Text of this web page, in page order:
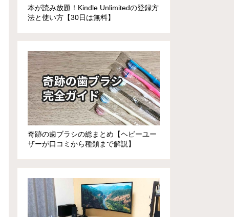
本が読み放題！Kindle Unlimitedの登録方
法と使い方【30日は無料】
奇跡の歯ブラシの総まとめ【ヘビーユー
ザーが口コミから種類まで解説】